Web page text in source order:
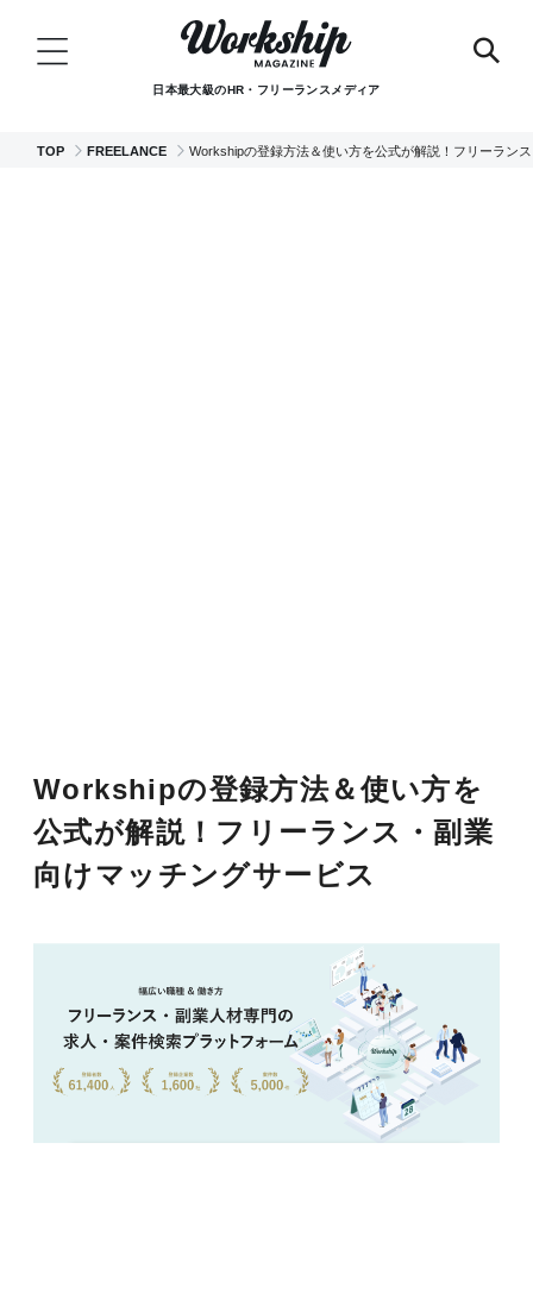
日本最大級のHR・フリーランスメディア
TOP FREELANCE Workshipの登録方法＆使い方を公式が解説！フリーラン
Workshipの登録方法＆使い方を
公式が解説！フリーランス・副業
向けマッチングサービス